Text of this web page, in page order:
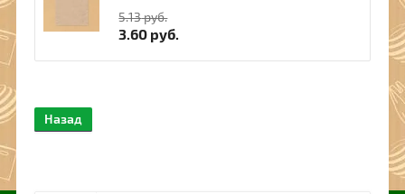
5.13руб.
3.60 руб.
Назад